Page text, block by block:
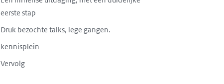
eerste stap
Druk bezochte talks, lege gangen.
kennisplein
Vervolg